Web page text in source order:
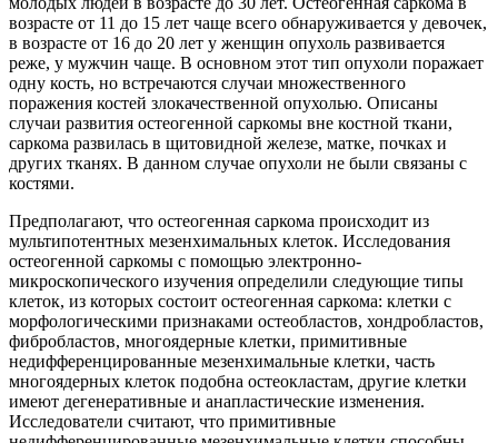
возрасте от 11 до 15 лет чаще всего обнаруживается у девочек,
в возрасте от 16 до 20 лет у женщин опухоль развивается
реже, у мужчин чаще. В основном этот тип опухоли поражает
одну кость, но встречаются случаи множественного
поражения костей злокачественной опухолью. Описаны
случаи развития остеогенной саркомы вне костной ткани,
саркома развилась в щитовидной железе, матке, почках и
других тканях. В данном случае опухоли не были связаны с
костями.
Предполагают, что остеогенная саркома происходит из
мультипотентных мезенхимальных клеток. Исследования
остеогенной саркомы с помощью электронно-
микроскопического изучения определили следующие типы
клеток, из которых состоит остеогенная саркома: клетки с
морфологическими признаками остеобластов, хондробластов,
фибробластов, многоядерные клетки, примитивные
недифференцированные мезенхимальные клетки, часть
многоядерных клеток подобна остеокластам, другие клетки
имеют дегенеративные и анапластические изменения.
Исследователи считают, что примитивные